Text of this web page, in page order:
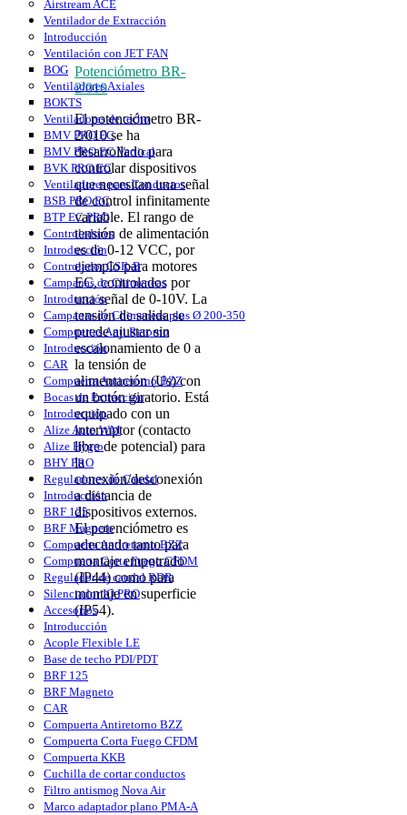
Potenciómetro BR-
2/010
El potenciómetro BR-
2/010 se ha
desarrollado para
controlar dispositivos
que necesitan una señal
de control infinitamente
variable. El rango de
tensión de alimentación
es de 0-12 VCC, por
ejemplo para motores
EC, controlados por
una señal de 0-10V. La
tensión de salida se
puede ajustar sin
escalonamiento de 0 a
la tensión de
alimentación (Us) con
un botón giratorio. Está
equipado con un
interruptor (contacto
libre de potencial) para
la
conexión/desconexión
a distancia de
dispositivos externos.
El potenciómetro es
adecuado tanto para
montaje empotrado
(IP44) como para
montaje en superficie
(IP54).
Airstream ACE
Ventilador de Extracción
Introducción
Ventilación con JET FAN
BOG
Ventiladores Axiales
BOKTS
Ventiladores de techo
BMV PRO EC
BMV PRO EC Vertical
BVK PRO EC
Ventiladores para Conductos
BSB PRO EC
BTP EC PRO
Controladores
Introducción
Controlador CSR-B
Campanas de Chimeneas
Introducción
Campanas de Chimeneas plus Ø 200-350
Compuertas Anti Retorno
Introducción
CAR
Compuerta Antiretorno BZZ
Bocas de Extracción
Introducción
Alize Auto WM
Alize Hygro
BHY PRO
Reguladores de Caudal
Introducción
BRF 125
BRF Magneto
Compuerta Antiretorno BZZ
Compuerta Corta Fuego CFDM
Regulador de caudal RDR
Silenciador IO PRO
Accesorios
Introducción
Acople Flexible LE
Base de techo PDI/PDT
BRF 125
BRF Magneto
CAR
Compuerta Antiretorno BZZ
Compuerta Corta Fuego CFDM
Compuerta KKB
Cuchilla de cortar conductos
Filtro antismog Nova Air
Marco adaptador plano PMA-A